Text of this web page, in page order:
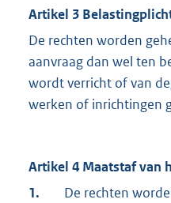
Artikel 3
De rechten worden
aanvraag dan wel ten
wordt verricht of van
werken of inrichtingen
Artikel 4 Maatstaf van
1.
De rechten